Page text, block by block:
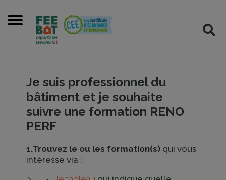
Menu
Je suis professionnel du
bâtiment et je souhaite
suivre une formation RENO
PERF
1.Trouvez le ou les formation(s) qui vous
intéresse via :